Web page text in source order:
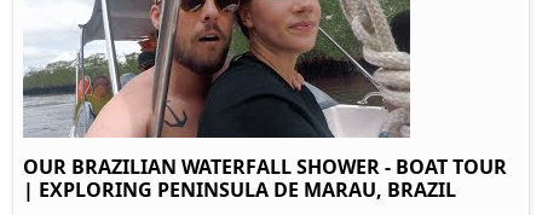
OUR BRAZILIAN WATERFALL SHOWER - BOAT TOUR
| EXPLORING PENINSULA DE MARAU, BRAZIL